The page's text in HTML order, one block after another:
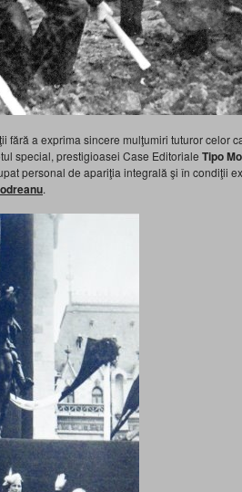
fără a exprima sincere mulţumiri tuturor celor
special, prestigioasei Case Editoriale Tipo
personal de apariţia integrală şi în condiţii
.